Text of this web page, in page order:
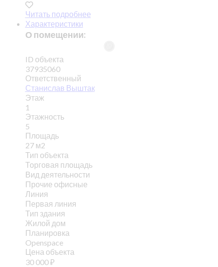
Читать подробнее
Характеристики
О помещении:
ID объекта
37935060
Ответственный
Станислав Выштак
Этаж
1
Этажность
5
Площадь
27 м2
Тип объекта
Торговая площадь
Вид деятельности
Прочие офисные
Линия
Первая линия
Тип здания
Жилой дом
Планировка
Openspace
Цена объекта
30 000₽